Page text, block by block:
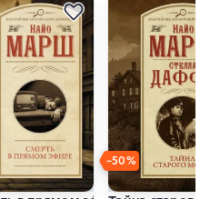
−50%